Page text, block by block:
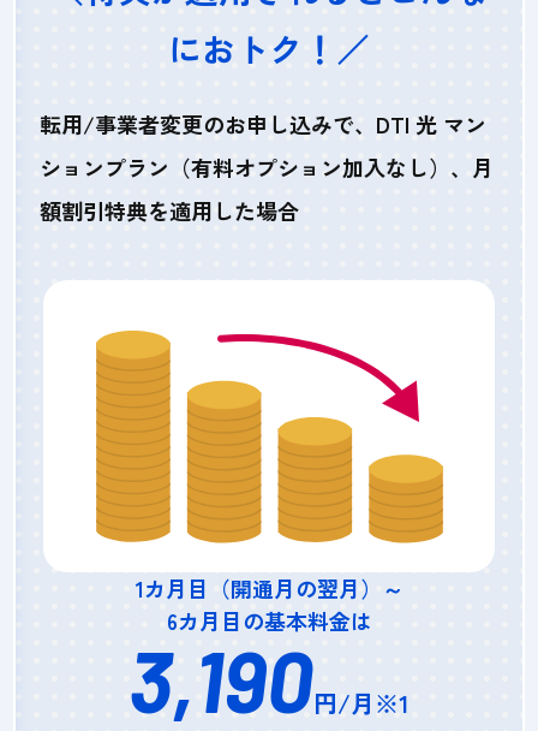
におトク！／
転用/事業者変更のお申し込みで、DTI 光 マン
ションプラン（有料オプション加入なし）、月
額割引特典を適用した場合
1カ月目（開通月の翌月）～
6カ月目の基本料金は
3,190円/月※1